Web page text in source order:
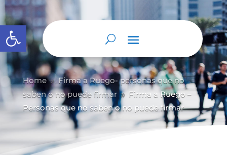
Abrir barra de herramientas
Home 9 Firma a Ruego- personas que no
saben o no puede firmar 9
Firma a Ruego –
Personas que no saben o no puede firmar